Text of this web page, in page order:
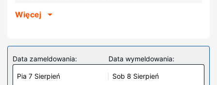
Pokoje
umeblowany balkon lub patio. Bezpłatny bezprzewodowy
dostęp do internetu zapewni łączność ze światem.
Prywatna łazienka — wyposażenie: wanna i prysznic
osobno, głębokie wanny i bezpłatne przybory toaletowe.
Więcej
Data zameldowania:
Pia 7 Sierpień
Data wymeldowania:
Sob 8 Sierpień